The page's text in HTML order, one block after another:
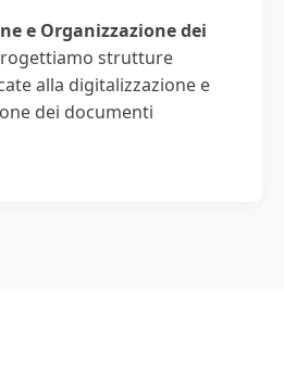
e Organizzazione dei
strutture
alla digitalizzazione e
dei documenti